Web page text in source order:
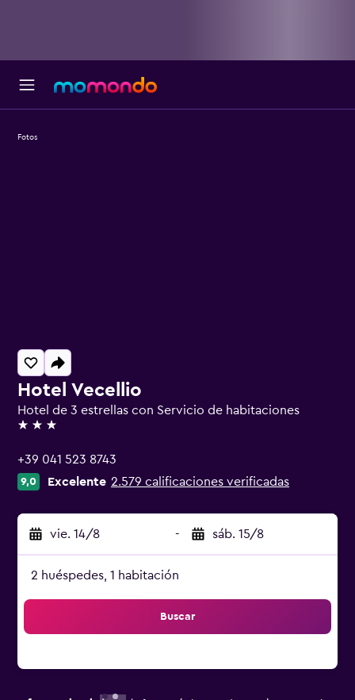
Hotel Vecellio
Hotel de 3 estrellas con Servicio de habitaciones
3 estrellas
+39 041 523 8743
9,0 Excelente 2.579 calificaciones verificadas
vie. 14/8 - sáb. 15/8
2 huéspedes, 1 habitación
Buscar
Fotos